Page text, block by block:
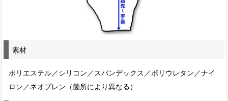
素材
ポリエステル／シリコン／スパンデックス／ポリウレタン／ナイ
ロン／ネオプレン（箇所により異なる）